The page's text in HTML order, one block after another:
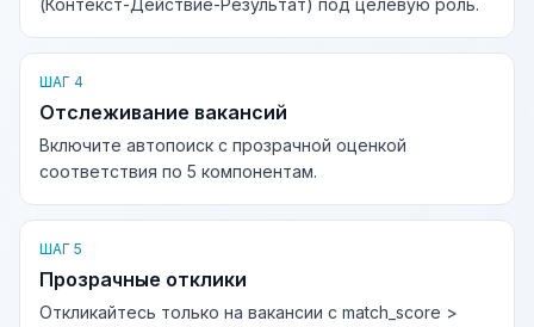
(Контекст-Действие-Результат) под целевую роль.
ШАГ 4
Отслеживание вакансий
Включите автопоиск с прозрачной оценкой
соответствия по 5 компонентам.
ШАГ 5
Прозрачные отклики
Откликайтесь только на вакансии с match_score >